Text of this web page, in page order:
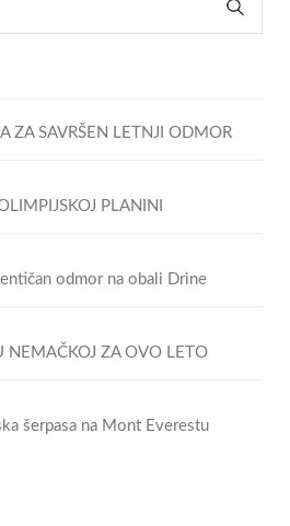
ZA SAVRŠEN LETNJI ODMOR
PLANINI
odmor na obali Drine
NEMAČKOJ ZA OVO LETO
šerpasa na Mont Everestu